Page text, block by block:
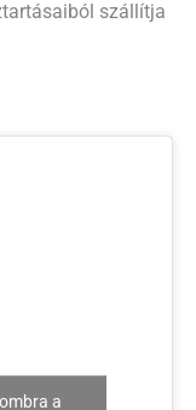
szállítja
a